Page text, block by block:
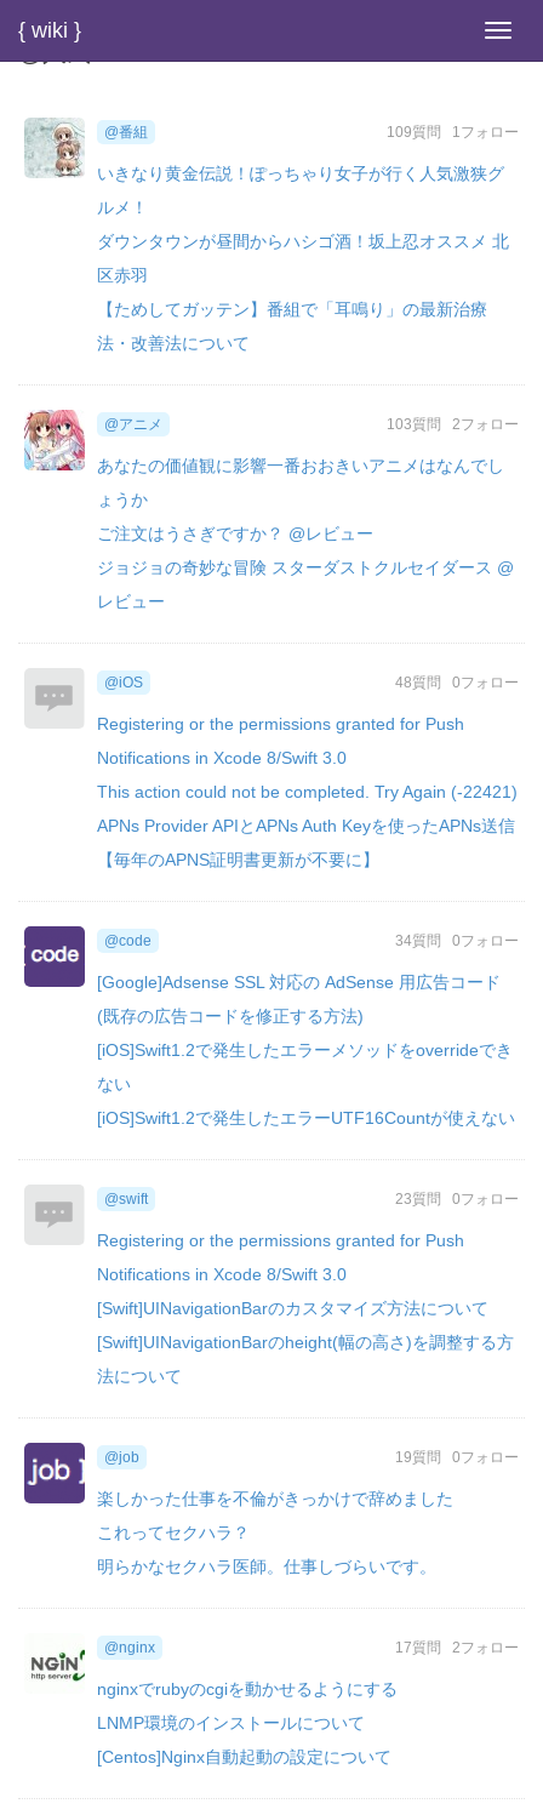
{ wiki }
109質問 1フォロー
@番組
いきなり黄金伝説！ぽっちゃり女子が行く人気激狭グ
ルメ！
ダウンタウンが昼間からハシゴ酒！坂上忍オススメ 北
区赤羽
【ためしてガッテン】番組で「耳鳴り」の最新治療
法・改善法について
103質問 2フォロー
@アニメ
あなたの価値観に影響一番おおきいアニメはなんでし
ょうか
ご注文はうさぎですか？ @レビュー
ジョジョの奇妙な冒険 スターダストクルセイダース @
レビュー
48質問 0フォロー
@iOS
Registering or the permissions granted for Push
Notifications in Xcode 8/Swift 3.0
This action could not be completed. Try Again (-22421)
APNs Provider APIとAPNs Auth Keyを使ったAPNs送信
【毎年のAPNS証明書更新が不要に】
34質問 0フォロー
@code
[Google]Adsense SSL 対応の AdSense 用広告コード
(既存の広告コードを修正する方法)
[iOS]Swift1.2で発生したエラーメソッドをoverrideでき
ない
[iOS]Swift1.2で発生したエラーUTF16Countが使えない
23質問 0フォロー
@swift
Registering or the permissions granted for Push
Notifications in Xcode 8/Swift 3.0
[Swift]UINavigationBarのカスタマイズ方法について
[Swift]UINavigationBarのheight(幅の高さ)を調整する方
法について
19質問 0フォロー
@job
楽しかった仕事を不倫がきっかけで辞めました
これってセクハラ？
明らかなセクハラ医師。仕事しづらいです。
17質問 2フォロー
@nginx
nginxでrubyのcgiを動かせるようにする
LNMP環境のインストールについて
[Centos]Nginx自動起動の設定について